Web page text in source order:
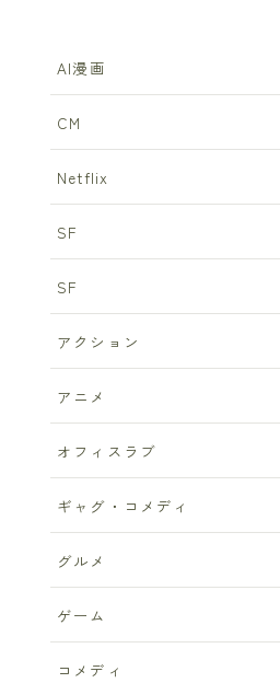
AI漫画
CM
Netflix
SF
SF
アクション
アニメ
オフィスラブ
ギャグ・コメディ
グルメ
ゲーム
コメディ